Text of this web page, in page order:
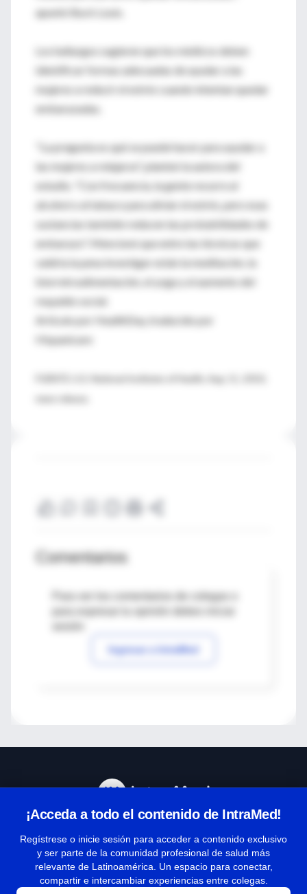
apuntó Buck Louis.
Los hallazgos sugieren que los médicos deben
identificar formas adecuadas de ayudar a las
mujeres a reducir el estrés cuando intentan quedar
embarazadas.
"La pregunta es qué se puede hacer para ayudar a
las mujeres a relajarse", planteó la autora del
estudio. "Con frecuencia, la gente recurre al
alcohol o al tabaco para aliviar el estrés, pero esas
sustancias también reducen las probabilidades de
embarazo". Mencionó que entre las técnicas que
valdría la pena investigar están la meditación, la
biorretroalimentación, el yoga y el aumento del
respaldo social.
Artículo por HealthDay, traducido por
Hispanicare
Comentarios
Para ver los comentarios de colegas o
Ingresar a IntraMed
¡Acceda a todo el contenido de IntraMed!
Regístrese o inicie sesión para acceder a contenido exclusivo
y ser parte de la comunidad profesional de salud más
relevante de Latinoamérica. Un espacio para conectar,
compartir e intercambiar experiencias entre colegas.
Términos y condiciones
| Políticas de privacidad